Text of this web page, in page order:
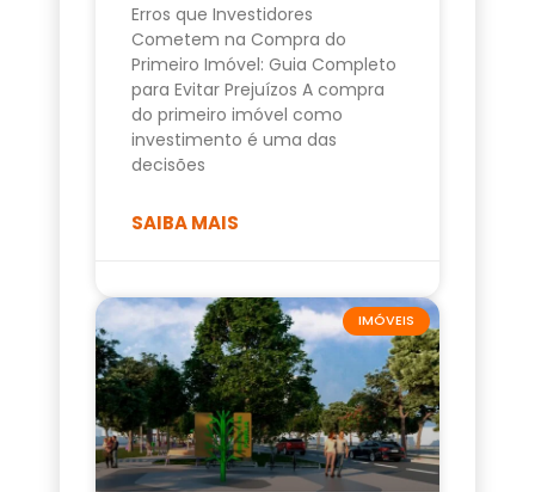
Erros que Investidores
Cometem na Compra do
Primeiro Imóvel: Guia Completo
para Evitar Prejuízos A compra
do primeiro imóvel como
investimento é uma das
decisões
SAIBA MAIS
IMÓVEIS